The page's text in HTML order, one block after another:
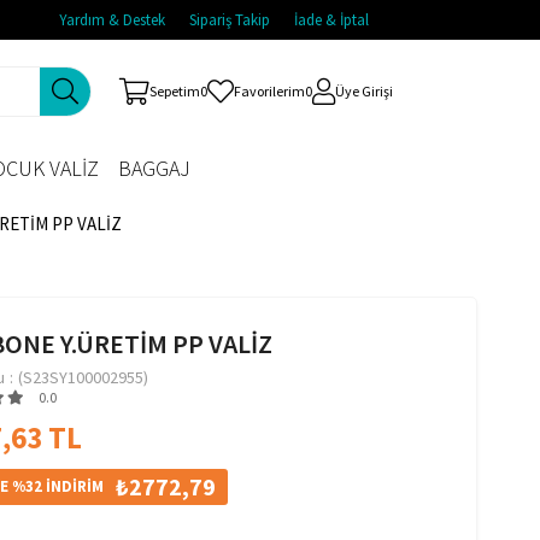
Yardım & Destek Sipariş Takip İade & İptal
Sepetim0 Favorilerim0 Üye Girişi
VALİZ BAGGAJ
PP VALİZ
Y.ÜRETİM PP VALİZ
(S23SY100002955)
0.0
TL
%32 İNDİRİM ₺2772,79